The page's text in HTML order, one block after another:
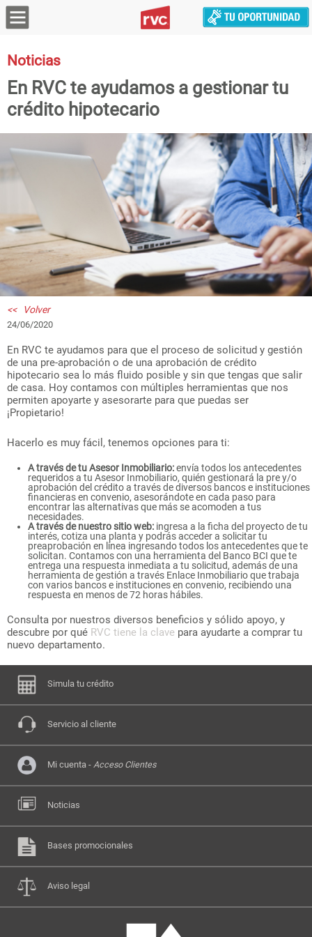
Noticias
En RVC te ayudamos a gestionar tu
crédito hipotecario
<< Volver
24/06/2020
En RVC te ayudamos para que el proceso de solicitud y gestión
de una pre-aprobación o de una aprobación de crédito
hipotecario sea lo más fluido posible y sin que tengas que salir
de casa. Hoy contamos con múltiples herramientas que nos
permiten apoyarte y asesorarte para que puedas ser
¡Propietario!
Hacerlo es muy fácil, tenemos opciones para ti:
A través de tu Asesor Inmobiliario:envía todos los antecedentes
requeridos a tu Asesor Inmobiliario, quién gestionará la pre y/o
aprobación del crédito a través de diversos bancos e instituciones
financieras en convenio, asesorándote en cada paso para
encontrar las alternativas que más se acomoden a tus
necesidades.
A través de nuestro sitio web: ingresa a la ficha del proyecto de tu
interés, cotiza una planta y podrás acceder a solicitar tu
preaprobación en línea ingresando todos los antecedentes que te
solicitan. Contamos con una herramienta del Banco BCI que te
entrega una respuesta inmediata a tu solicitud, además de una
herramienta de gestión a través Enlace Inmobiliario que trabaja
con varios bancos e instituciones en convenio, recibiendo una
respuesta en menos de 72 horas hábiles.
Consulta por nuestros diversos beneficios y sólido apoyo, y
descubre por qué RVC tiene la clave para ayudarte a comprar tu
nuevo departamento.
Simula tu crédito
Servicio al cliente
Mi cuenta - Acceso Clientes
Noticias
Bases promocionales
Aviso legal